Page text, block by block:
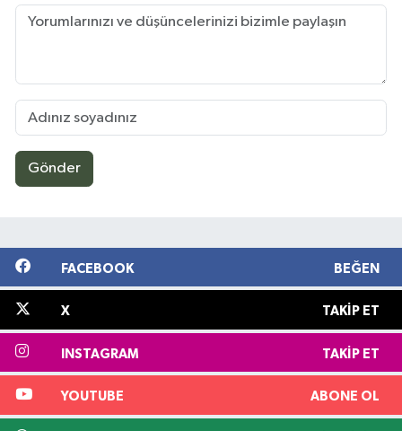
Gönder
FACEBOOK BEĞEN
X TAKIP ET
INSTAGRAM TAKIP ET
YOUTUBE ABONE OL